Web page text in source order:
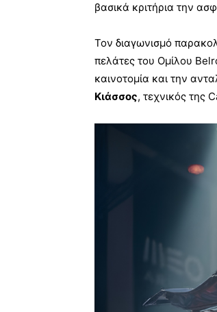
βασικά κριτήρια την
Τον διαγωνισμό
πελάτες του Ομίλου
καινοτομία και την
Κιάσσος, τεχνικός της